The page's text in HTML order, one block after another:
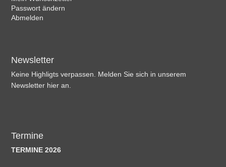
Passwort ändern
Abmelden
Newsletter
Keine Highligts verpassen. Melden Sie sich in unserem
Newsletter hier an.
Termine
TERMINE 2026